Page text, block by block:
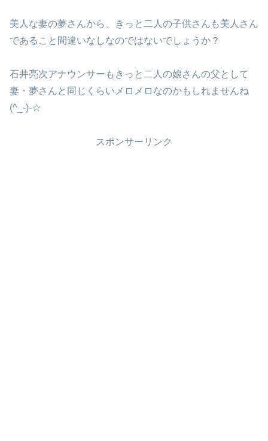
美人な妻の夢さんから、きっと二人の子供さんも美人さん
であること間違いなしなのではないでしょうか？
石井亮次アナウンサーもきっと二人の娘さんの父として
妻・夢さんと同じくらいメロメロなのかもしれませんね
(^_-)-☆
スポンサーリンク